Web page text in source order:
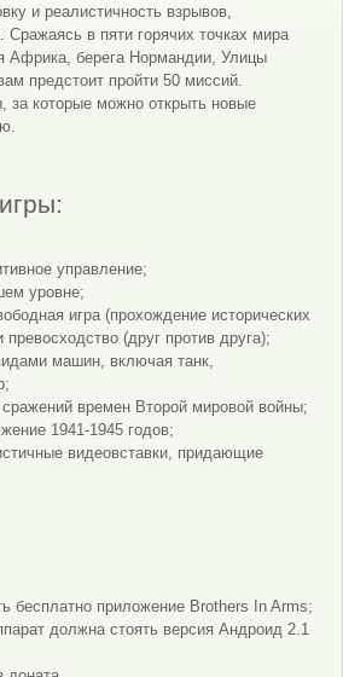
и реалистичность взрывов,
Сражаясь в пяти горячих точках мира
Африка, берега Нормандии, Улицы
предстоит пройти 50 миссий.
за которые можно открыть новые
управление;
уровне;
игра (прохождение исторических
(друг против друга);
машин, включая танк,
времен Второй мировой войны;
1941-1945 годов;
видеовставки, придающие
бесплатно приложение Brothers In Arms;
должна стоять версия Андроид 2.1